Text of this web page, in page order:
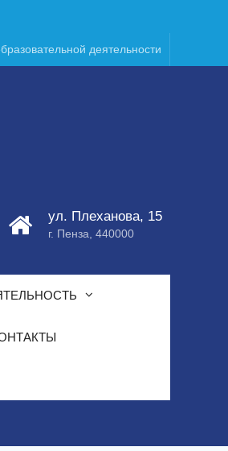
деятельности
ул. Плеханова, 15
г. Пенза, 440000